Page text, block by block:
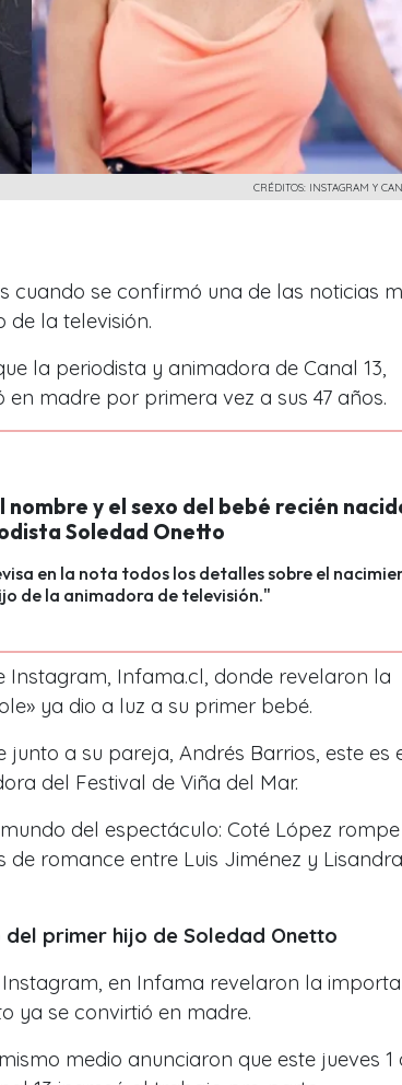
CRÉDITOS: INSTAGRAM Y
cuando se confirmó una de las noticias
de la televisión.
la periodista y animadora de Canal 13,
en madre por primera vez a sus 47 años.
nombre y el sexo del bebé recién
Soledad Onetto
en la nota todos los detalles sobre el
de la animadora de televisión."
Instagram, Infama.cl, donde revelaron la
ya dio a luz a su primer bebé.
junto a su pareja, Andrés Barrios, este es
del Festival de Viña del Mar.
del espectáculo: Coté López rompe
de romance entre Luis Jiménez y Lisandra
primer hijo de Soledad Onetto
en Infama revelaron la
ya se convirtió en madre.
medio anunciaron que este jueves 1